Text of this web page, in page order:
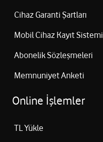
Cihaz Garanti Şartları
Mobil Cihaz Kayıt Sistemi
Abonelik Sözleşmeleri
Memnuniyet Anketi
Online İşlemler
TL Yükle